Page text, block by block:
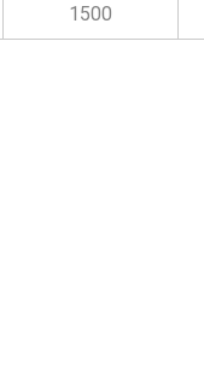
1500